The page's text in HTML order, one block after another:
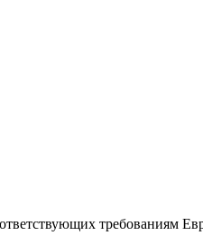
требованиям